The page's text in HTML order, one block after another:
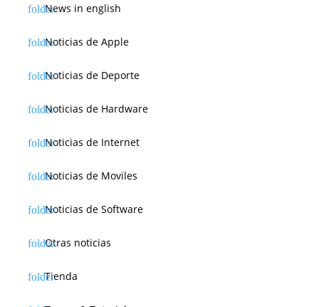
News in english
Noticias de Apple
Noticias de Deporte
Noticias de Hardware
Noticias de Internet
Noticias de Moviles
Noticias de Software
Otras noticias
Tienda